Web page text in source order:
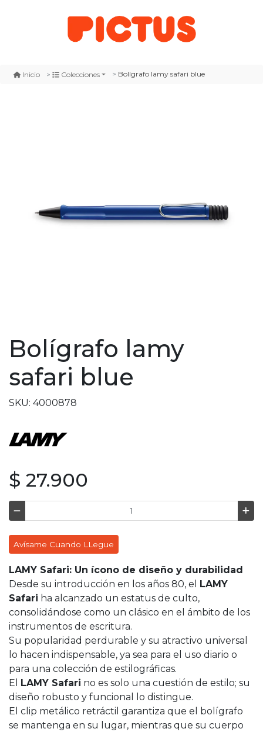
Inicio Colecciones Bolígrafo lamy safari blue
Bolígrafo lamy
safari blue
SKU: 4000878
$ 27.900
Avísame Cuando LLegue
LAMY Safari: Un ícono de diseño y durabilidad
Desde su introducción en los años 80, el
LAMY
Safari ha alcanzado un estatus de culto,
consolidándose como un clásico en el ámbito de los
instrumentos de escritura.
Su popularidad perdurable y su atractivo universal
lo hacen indispensable, ya sea para el uso diario o
para una colección de estilográficas.
El
LAMY Safari no es solo una cuestión de estilo; su
diseño robusto y funcional lo distingue.
El clip metálico retráctil garantiza que el bolígrafo
se mantenga en su lugar, mientras que su cuerpo